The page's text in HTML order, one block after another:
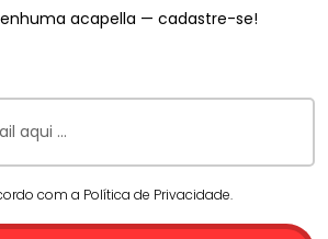
acapella — cadastre-se!
com a Política de Privacidade.